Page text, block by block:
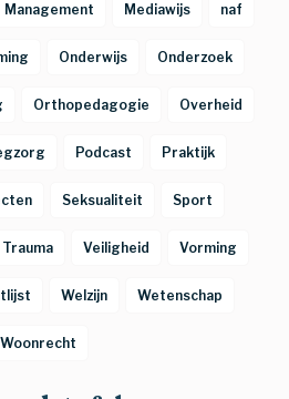
Management Mediawijs naf
Onderwijs Onderzoek
Orthopedagogie Overheid
Podcast Praktijk
Seksualiteit Sport
Trauma Veiligheid Vorming
Welzijn Wetenschap
Woonrecht